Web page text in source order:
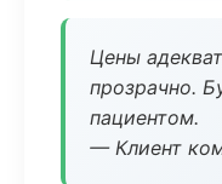
Цены
прозрачно.
пациентом.
— Клиент